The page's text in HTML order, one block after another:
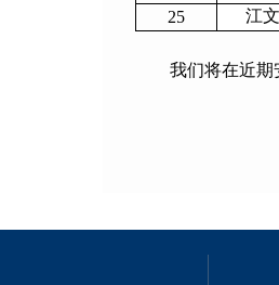
25
江
我们将在近期